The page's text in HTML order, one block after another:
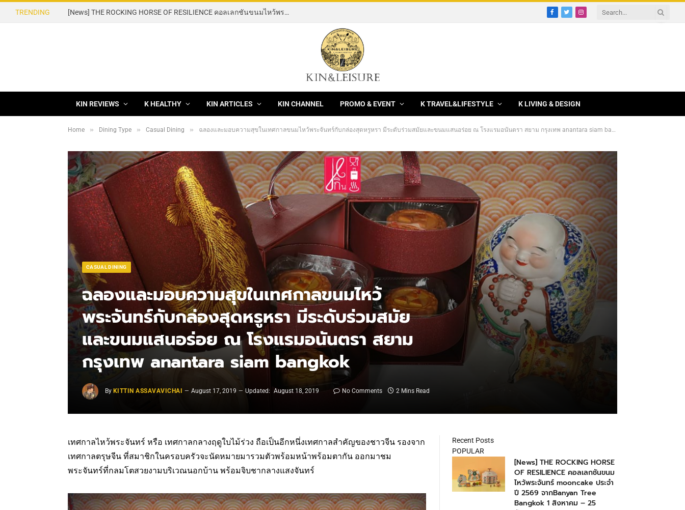
TRENDING [News] THE ROCKING HORSE OF RESILIENCE คอลเลกชันขนมไหว้พระจันทร์ mooncake ประจำปี 2569 จากBanyan Tree Bangkok 1 สิงหาคม – 25 กันยายน 2569
Facebook
TwitterInstagram
KIN REVIEWS K HEALTHY KIN ARTICLES KIN CHANNEL PROMO & EVENT K TRAVEL&LIFESTYLE K LIVING & DESIGN
Home » Dining Type » Casual Dining » ฉลองและมอบความสุขในเทศกาลขนมไหว้พระจันทร์กับกล่องสุดหรูหรา มีระดับร่วมสมัยและขนมแสนอร่อย ณ โรงแรมอนันตรา สยาม กรุงเทพ anantara siam bangkok
CASUAL DINING
ฉลองและมอบความสุขในเทศกาลขนมไหว้
พระจันทร์กับกล่องสุดหรูหรา มีระดับร่วมสมัย
และขนมแสนอร่อย ณ โรงแรมอนันตรา สยาม
กรุงเทพ anantara siam bangkok
By KITTIN ASSAVAVICHAI August 17, 2019 Updated: August 18, 2019 No Comments 2 Mins Read
เทศกาลไหว้พระจันทร์ หรือ เทศกาลกลางฤดูใบไม้ร่วง ถือเป็นอีกหนึ่งเทศกาลสำคัญของชาวจีน รองจาก
เทศกาลตรุษจีน ที่สมาชิกในครอบครัวจะนัดหมายมารวมตัวพร้อมหน้าพร้อมตากัน ออกมาชม
พระจันทร์ที่กลมโตสวยงามบริเวณนอกบ้าน พร้อมจิบชากลางแสงจันทร์
Recent Posts
POPULAR
[News] THE ROCKING HORSE
OF RESILIENCE คอลเลกชันขนม
ไหว้พระจันทร์ mooncake ประจำ
ปี 2569 จากBanyan Tree
Bangkok 1 สิงหาคม – 25